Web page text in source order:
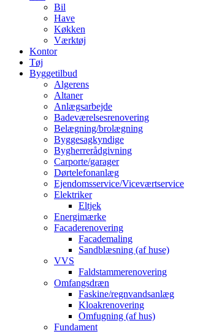
Bil
Have
Køkken
Værktøj
Kontor
Tøj
Byggetilbud
Algerens
Altaner
Anlægsarbejde
Badeværelsesrenovering
Belægning/brolægning
Byggesagkyndige
Bygherrerådgivning
Carporte/garager
Dørtelefonanlæg
Ejendomsservice/Viceværtservice
Elektriker
Eltjek
Energimærke
Facaderenovering
Facademaling
Sandblæsning (af huse)
VVS
Faldstammerenovering
Omfangsdræn
Faskine/regnvandsanlæg
Kloakrenovering
Omfugning (af hus)
Fundament